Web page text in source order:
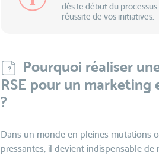
dès le début du
réussite de vos initiatives.
Pourquoi réaliser
RSE pour un
?
Dans un monde en pleines mutations
pressantes, il devient indispensable